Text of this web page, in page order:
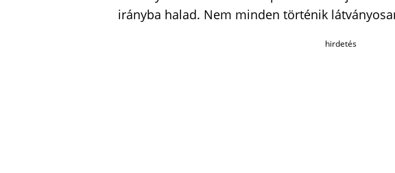
irányba halad. Nem minden történik
hirdetés